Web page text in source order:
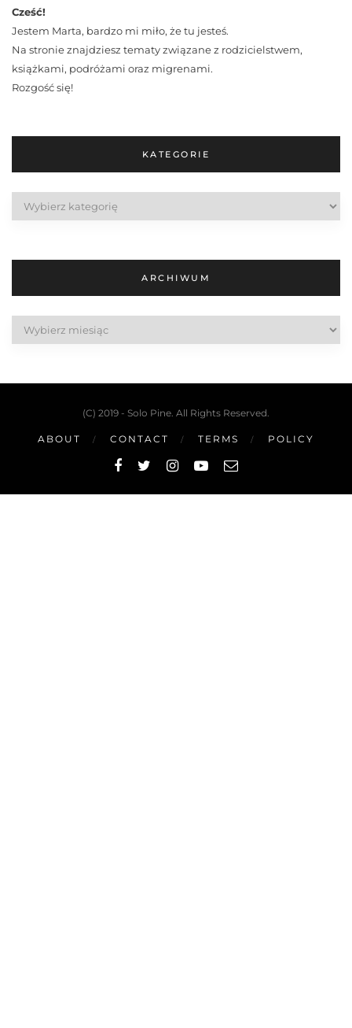
Cześć!
Jestem Marta, bardzo mi miło, że tu jesteś.
Na stronie znajdziesz tematy związane z rodzicielstwem,
książkami, podróżami oraz migrenami.
Rozgość się!
KATEGORIE
Kategorie
ARCHIWUM
Archiwum
(C) 2019 - Solo Pine. All Rights Reserved.
ABOUT CONTACT TERMS POLICY